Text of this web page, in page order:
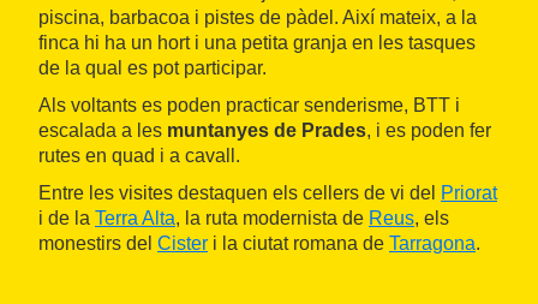
piscina, barbacoa i pistes de pàdel. Així mateix, a la
finca hi ha un hort i una petita granja en les tasques
de la qual es pot participar.
Als voltants es poden practicar senderisme, BTT i
escalada a les muntanyes de Prades, i es poden fer
rutes en quad i a cavall.
Entre les visites destaquen els cellers de vi del Priorat
i de la Terra Alta, la ruta modernista de Reus, els
monestirs del Cister i la ciutat romana de Tarragona.